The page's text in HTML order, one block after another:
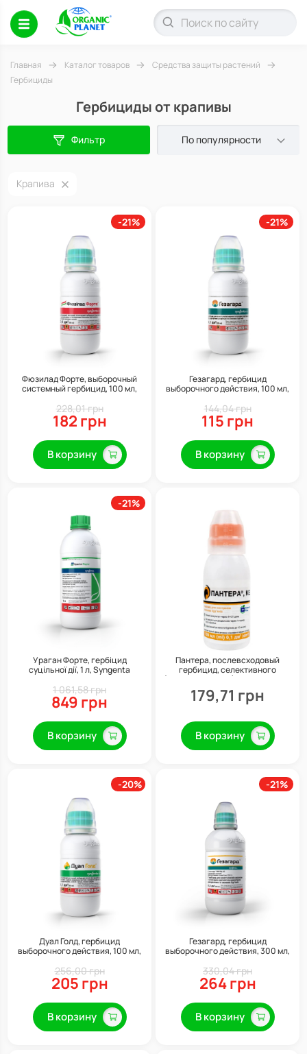
Главная Каталог товаров
Средства защиты растений
Гербициды
Гербициды от крапивы
Фильтр По популярности
Крапива
-21%
Фюзилад Форте, выборочный
системный гербицид, 100 мл,
182 грн
228,01 грн
В корзину
-21%
Гезагард, гербицид
выборочного действия, 100 мл,
115 грн
144,04 грн
В корзину
-21%
Ураган Форте, гербіцид
суцільної дії, 1 л, Syngenta
849 грн
1 061,58 грн
В корзину
Пантера, послевсходовый
гербицид, селективного
(избирательного) действия, 100
мл
179,71 грн
В корзину
-20%
Дуал Голд, гербицид
выборочного действия, 100 мл,
205 грн
256,00 грн
В корзину
-21%
Гезагард, гербицид
выборочного действия, 300 мл,
264 грн
330,04 грн
В корзину